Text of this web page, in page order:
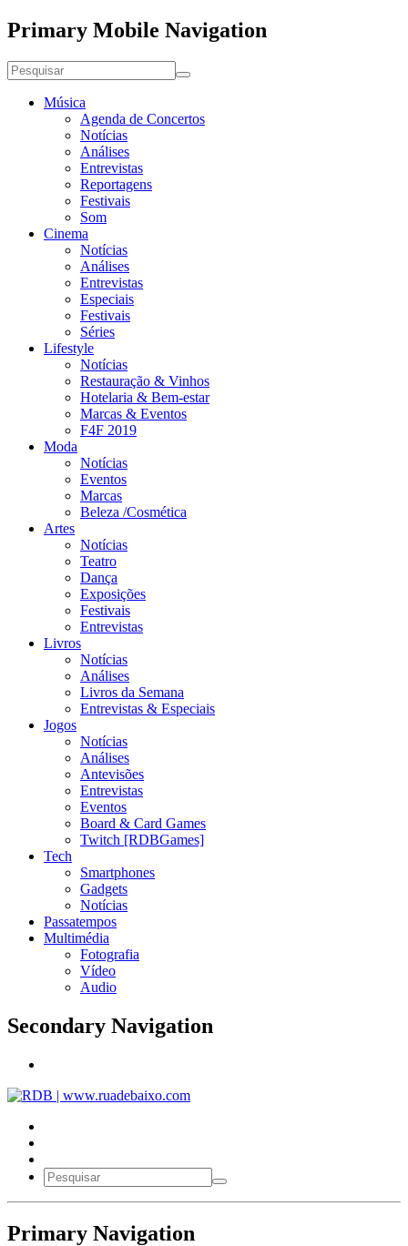
Primary Mobile Navigation
Música
Agenda de Concertos
Notícias
Análises
Entrevistas
Reportagens
Festivais
Som
Cinema
Notícias
Análises
Entrevistas
Especiais
Festivais
Séries
Lifestyle
Notícias
Restauração & Vinhos
Hotelaria & Bem-estar
Marcas & Eventos
F4F 2019
Moda
Notícias
Eventos
Marcas
Beleza /Cosmética
Artes
Notícias
Teatro
Dança
Exposições
Festivais
Entrevistas
Livros
Notícias
Análises
Livros da Semana
Entrevistas & Especiais
Jogos
Notícias
Análises
Antevisões
Entrevistas
Eventos
Board & Card Games
Twitch [RDBGames]
Tech
Smartphones
Gadgets
Notícias
Passatempos
Multimédia
Fotografia
Vídeo
Audio
Secondary Navigation
Primary Navigation